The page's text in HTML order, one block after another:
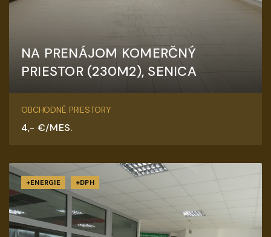
NA PRENÁJOM KOMERČNÝ
PRIESTOR (230M2), SENICA
Továrenská, Senica
OBCHODNÉ PRIESTORY
4,- €/MES.
+ENERGIE +DPH